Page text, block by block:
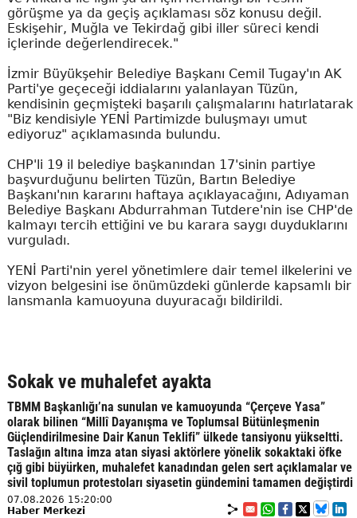
görüşme ya da geçiş açıklaması söz konusu değil.
Eskişehir, Muğla ve Tekirdağ gibi iller süreci kendi
içlerinde değerlendirecek."
İzmir Büyükşehir Belediye Başkanı Cemil Tugay'ın AK
Parti'ye geçeceği iddialarını yalanlayan Tüzün,
kendisinin geçmişteki başarılı çalışmalarını hatırlatarak
"Biz kendisiyle YENİ Partimizde buluşmayı umut
ediyoruz" açıklamasında bulundu.
CHP'li 19 il belediye başkanından 17'sinin partiye
başvurduğunu belirten Tüzün, Bartın Belediye
Başkanı'nın kararını haftaya açıklayacağını, Adıyaman
Belediye Başkanı Abdurrahman Tutdere'nin ise CHP'de
kalmayı tercih ettiğini ve bu karara saygı duyduklarını
vurguladı.
YENİ Parti'nin yerel yönetimlere dair temel ilkelerini ve
vizyon belgesini ise önümüzdeki günlerde kapsamlı bir
lansmanla kamuoyuna duyuracağı bildirildi.
Sokak ve muhalefet ayakta
TBMM Başkanlığı’na sunulan ve kamuoyunda “Çerçeve Yasa”
olarak bilinen “Millî Dayanışma ve Toplumsal Bütünleşmenin
Güçlendirilmesine Dair Kanun Teklifi” ülkede tansiyonu yükseltti.
Taslağın altına imza atan siyasi aktörlere yönelik sokaktaki öfke
çığ gibi büyürken, muhalefet kanadından gelen sert açıklamalar ve
sivil toplumun protestoları siyasetin gündemini tamamen değiştirdi
07.08.2026 15:20:00
Haber Merkezi